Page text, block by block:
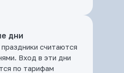
дни
считаются
Вход в эти дни
по тарифам